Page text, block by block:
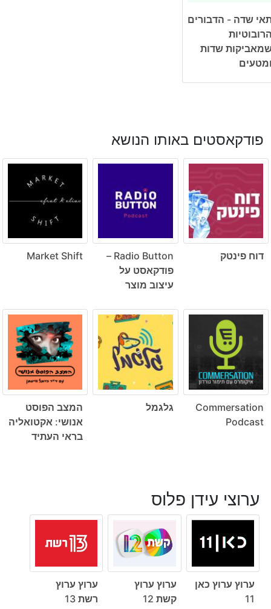
שדה - הדבורים
שדות
פודקאסטים באותו הנושא
דוח פינטק
Radio Button –
פודקאסט על
עיצוב מוצר
Market Shift
Commersation
Podcast
גלגמל
המצב הפוסט
אנושי: אקטואליה
בראי העתיד
ערוצי עידן פלוס
ערוץ ערוץ כאן
11
ערוץ ערוץ
קשת 12
ערוץ ערוץ
רשת 13